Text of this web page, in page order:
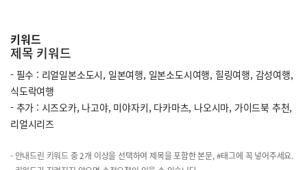
키워드
제목 키워드
- 필수 : 리얼일본소도시, 일본여행, 일본소도시여행, 힐링여행, 감성여행,
식도락여행
- 추가 : 시즈오카, 나고야, 미야자키, 다카마츠, 나오시마, 가이드북 추천,
리얼시리즈
- 안내드린 키워드 중 2개 이상을 선택하여 제목을 포함한 본문, #태그에 꼭 넣어주세요.